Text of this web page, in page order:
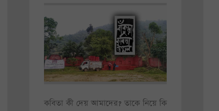
কবিতা কী দেয় আমাদের? তাকে নিয়ে কি